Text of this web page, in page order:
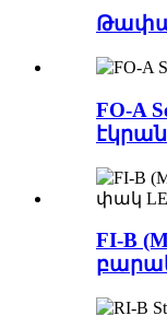
FO-A
էկրան
FI-B